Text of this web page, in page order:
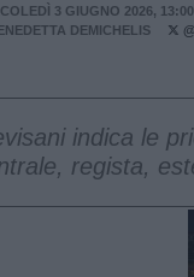
3 GIUGNO 2026, 13:00
DEMICHELIS
indica le
regista,